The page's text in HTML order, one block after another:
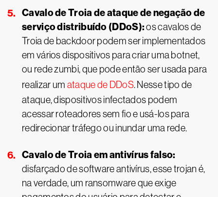
Cavalo de Troia de ataque de negação de
serviço distribuído (DDoS):os cavalos de
Troia de backdoor podem ser implementados
em vários dispositivos para criar uma botnet,
ou rede zumbi, que pode então ser usada para
realizar um ataque de DDoS. Nesse tipo de
ataque, dispositivos infectados podem
acessar roteadores sem fio e usá-los para
redirecionar tráfego ou inundar uma rede.
Cavalo de Troia em antivírus falso:
disfarçado de software antivírus, esse trojan é,
na verdade, um ransomware que exige